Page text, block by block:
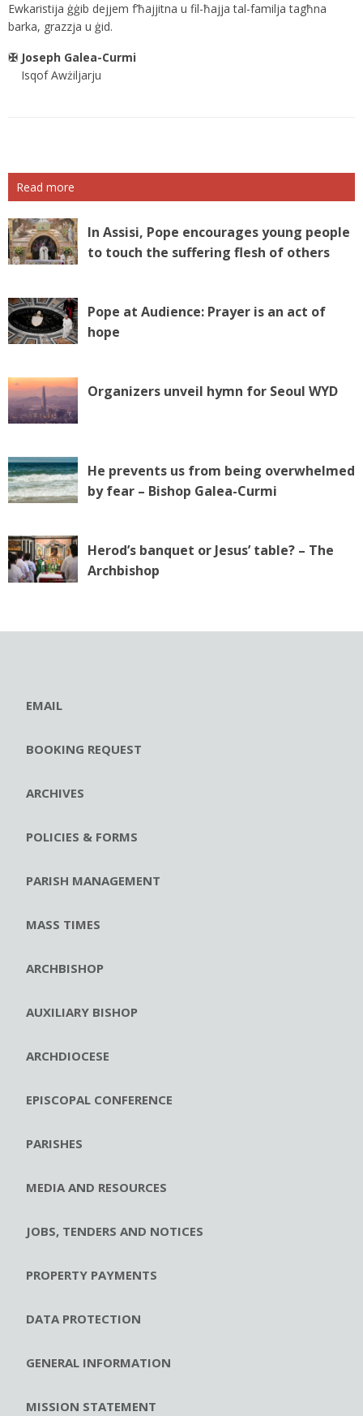
Ewkaristija ġġib dejjem f’ħajjitna u fil-ħajja tal-familja tagħna
barka, grazzja u ġid.
✠ Joseph Galea-Curmi
Isqof Awżiljarju
Read more
In Assisi, Pope encourages young people
to touch the suffering flesh of others
Pope at Audience: Prayer is an act of
hope
Organizers unveil hymn for Seoul WYD
He prevents us from being overwhelmed
by fear – Bishop Galea-Curmi
Herod’s banquet or Jesus’ table? – The
Archbishop
EMAIL
BOOKING REQUEST
ARCHIVES
POLICIES & FORMS
PARISH MANAGEMENT
MASS TIMES
ARCHBISHOP
AUXILIARY BISHOP
ARCHDIOCESE
EPISCOPAL CONFERENCE
PARISHES
MEDIA AND RESOURCES
JOBS, TENDERS AND NOTICES
PROPERTY PAYMENTS
DATA PROTECTION
GENERAL INFORMATION
MISSION STATEMENT